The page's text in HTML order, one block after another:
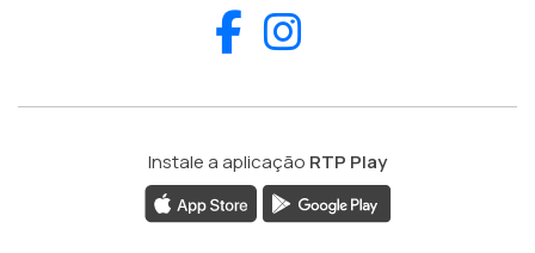
Facebook
Instale a aplicação RTP Play